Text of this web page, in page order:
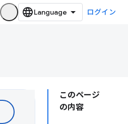
ログイン
このページ
の内容